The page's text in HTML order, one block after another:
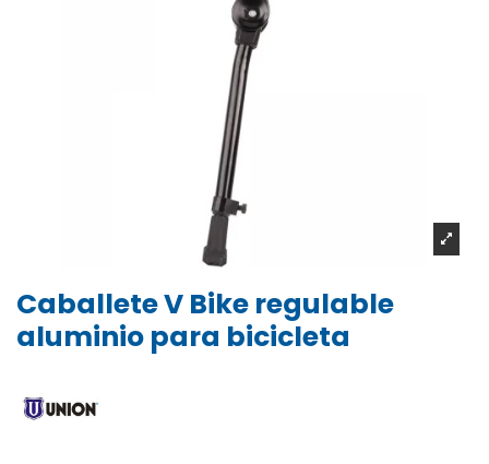
Caballete V Bike regulable
aluminio para bicicleta